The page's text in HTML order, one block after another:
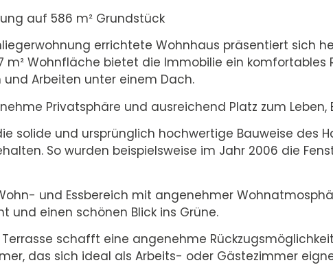
auf 586 m² Grundstück
errichtete Wohnhaus präsentiert sich
m² Wohnfläche bietet die Immobilie ein komfortables
Arbeiten unter einem Dach.
Privatsphäre und ausreichend Platz zum Leben,
solide und ursprünglich hochwertige Bauweise des
So wurden beispielsweise im Jahr 2006 die
und Essbereich mit angenehmer
und einen schönen Blick ins Grüne.
schafft eine angenehme
das sich ideal als Arbeits- oder Gästezimmer